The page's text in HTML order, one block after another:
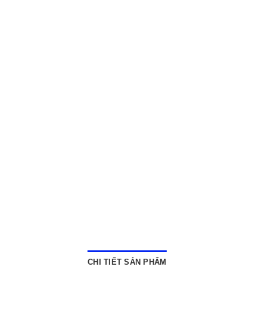
CHI TIẾT SẢN PHẨM